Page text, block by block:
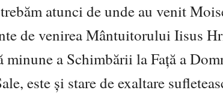
atunci de unde au venit
de venirea Mântuitorului Iisus
minune a Schimbării la Față a
este şi stare de exaltare